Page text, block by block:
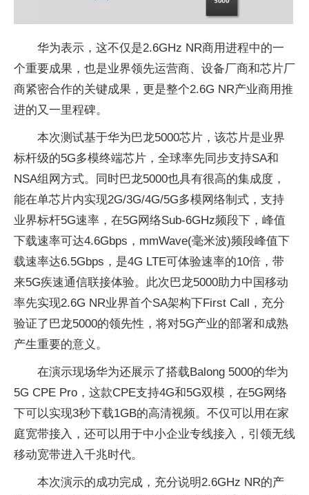
华为表示，这不仅是2.6GHz NR商用进程中的一
个重要成果，也是业界领先运营商、设备厂商和芯片厂
商紧密合作的关键成果，更是整个2.6G NR产业商用推
进的又一里程碑。
本次测试基于华为巴龙5000芯片，该芯片是业界
标杆级的5G多模终端芯片，全球率先同步支持SA和
NSA组网方式。同时巴龙5000也具有很高的集成度，
能在单芯片内实现2G/3G/4G/5G多模网络制式，支持
业界标杆5G速率，在5G网络Sub-6GHz频段下，峰值
下载速率可达4.6Gbps，mmWave(毫米波)频段峰值下
载速率达6.5Gbps，是4G LTE可体验速率的10倍，带
来5G疾速通信联接体验。此次巴龙5000助力中国移动
率先实现2.6G NR业界首个SA架构下First Call，充分
验证了巴龙5000的领先性，将对5G产业的部署和成熟
产生重要的意义。
在演示现场华为还展示了搭载Balong 5000的华为
5G CPE Pro，这款CPE支持4G和5G双模，在5G网络
下可以实现3秒下载1GB的高清视频。不仅可以用在家
庭宽带接入，还可以用于中小企业专线接入，引领无线
移动宽带进入千兆时代。
本次演示的成功完成，充分说明2.6GHz NR的产